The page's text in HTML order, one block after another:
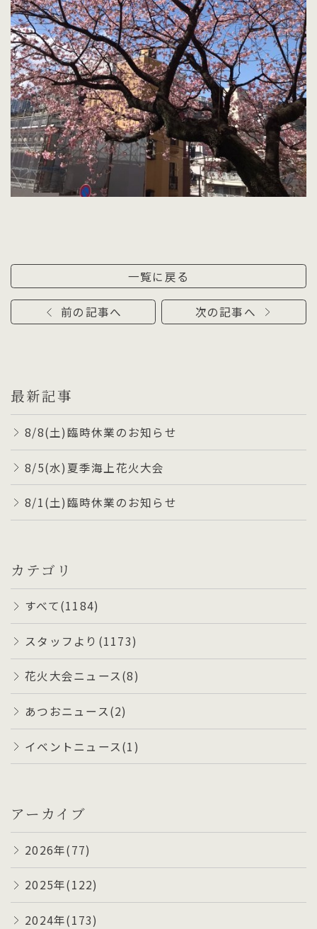
前の記事へ
一覧に戻る
次の記事へ
最新記事
8/8(土)臨時休業のお知らせ
8/5(水)夏季海上花火大会
8/1(土)臨時休業のお知らせ
カテゴリ
すべて(1184)
スタッフより(1173)
花火大会ニュース(8)
あつおニュース(2)
イベントニュース(1)
アーカイブ
2026年(77)
2025年(122)
2024年(173)